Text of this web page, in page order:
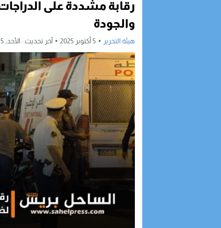
رقابة مشددة على
والجودة
هيئة التحرير 5 أكتوبر 2025 آخر تحديث : الأحد, 5 أكتوبر, 2025 - 9:29 صباحًا